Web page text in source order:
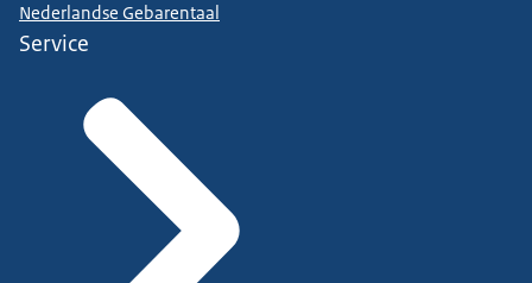
Nederlandse Gebarentaal
Service